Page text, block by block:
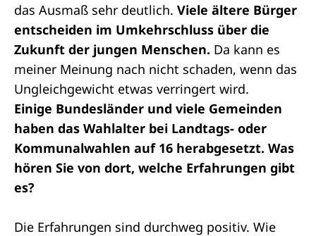
das Ausmaß sehr deutlich. Viele ältere Bürger
entscheiden im Umkehrschluss über die
Zukunft der jungen Menschen. Da kann es
meiner Meinung nach nicht schaden, wenn das
Ungleichgewicht etwas verringert wird.
Einige Bundesländer und viele Gemeinden
haben das Wahlalter bei Landtags- oder
Kommunalwahlen auf 16 herabgesetzt. Was
hören Sie von dort, welche Erfahrungen gibt
es?
Die Erfahrungen sind durchweg positiv. Wie